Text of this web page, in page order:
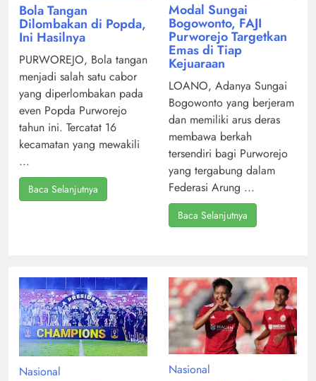
Bola Tangan
Dilombakan di Popda,
Ini Hasilnya
PURWOREJO, Bola tangan
menjadi salah satu cabor
yang diperlombakan pada
even Popda Purworejo
tahun ini. Tercatat 16
kecamatan yang mewakili
...
Baca Selanjutnya
Modal Sungai
Bogowonto, FAJI
Purworejo Targetkan
Emas di Tiap
Kejuaraan
LOANO, Adanya Sungai
Bogowonto yang berjeram
dan memiliki arus deras
membawa berkah
tersendiri bagi Purworejo
yang tergabung dalam
Federasi Arung ...
Baca Selanjutnya
Nasional Nasional